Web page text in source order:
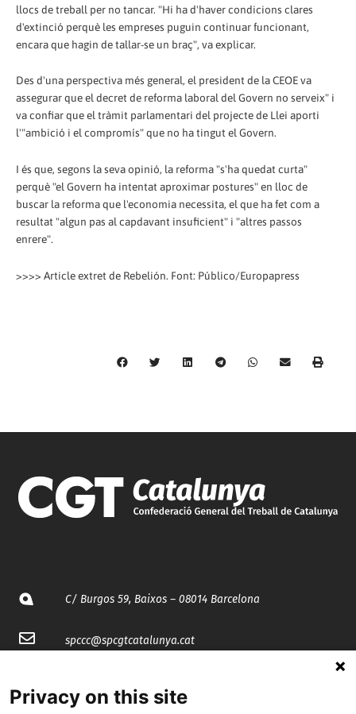
llocs de treball per no tancar. "Hi ha d'haver condicions clares
d'extinció perquè les empreses puguin continuar funcionant,
encara que hagin de tallar-se un braç", va explicar.
Des d'una perspectiva més general, el president de la CEOE va
assegurar que el decret de reforma laboral del Govern no serveix" i
va confiar que el tràmit parlamentari del projecte de Llei aporti
l'"ambició i el compromís" que no ha tingut el Govern.
I és que, segons la seva opinió, la reforma "s'ha quedat curta"
perquè "el Govern ha intentat aproximar postures" en lloc de
buscar la reforma que l'economia necessita, el que ha fet com a
resultat "algun pas al capdavant insuficient" i "altres passos
enrere".
>>>> Article extret de Rebelión. Font: Público/Europapress
C/ Burgos 59, Baixos – 08014 Barcelona
spccc@spcgtcatalunya.cat
Privacy on this site